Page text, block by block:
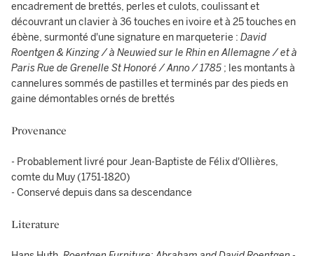
encadrement de brettés, perles et culots, coulissant et
découvrant un clavier à 36 touches en ivoire et à 25 touches en
ébène, surmonté d'une signature en marqueterie : David
Roentgen & Kinzing / à Neuwied sur le Rhin en Allemagne / et à
Paris Rue de Grenelle St Honoré / Anno / 1785 ; les montants à
cannelures sommés de pastilles et terminés par des pieds en
gaine démontables ornés de brettés
Provenance
- Probablement livré pour Jean-Baptiste de Félix d'Ollières,
comte du Muy (1751-1820)
- Conservé depuis dans sa descendance
Literature